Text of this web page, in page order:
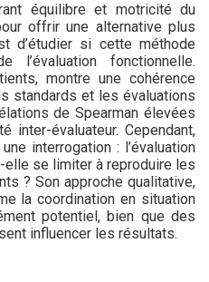
équilibre et motricité du
offrir une alternative plus
d’étudier si cette méthode
fonctionnelle.
montre une cohérence
standards et les évaluations
de Spearman élevées
inter-évaluateur. Cependant,
interrogation : l’évaluation
elle se limiter à reproduire les
? Son approche qualitative,
la coordination en situation
potentiel, bien que des
influencer les résultats.